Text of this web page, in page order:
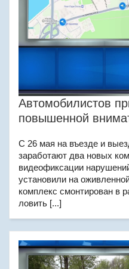
Автомобилистов
повышенной
С 26 мая на въезде и
заработают два новых
видеофиксации
установили на
комплекс смонтирован в
ловить [...]